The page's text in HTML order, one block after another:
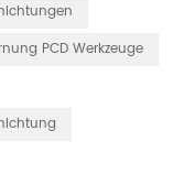
PCD Werkzeuge